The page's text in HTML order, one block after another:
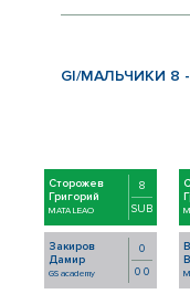
GI/МАЛЬЧИКИ 8
Сторожев
Григорий
MATA LEAO
8
SUB
Закиров
Дамир
GS academy
0
0 0